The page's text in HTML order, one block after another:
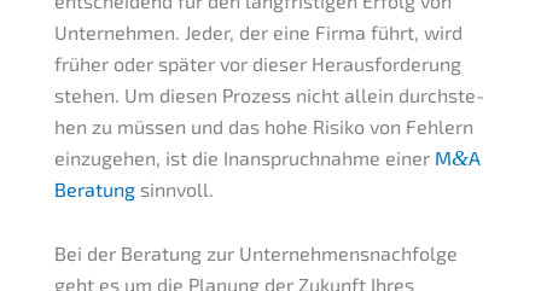
Unter­neh­men. Jeder, der eine Firma führt, wird
früher oder später vor dieser Heraus­for­de­rung
stehen. Um diesen Prozess nicht allein durch­ste­
hen zu müssen und das hohe Risiko von Fehlern
einzu­ge­hen, ist die Inanspruch­nah­me einer M&A
Beratung sinnvoll.
Bei der Beratung zur Unternehmens­nachfolge
geht es um die Planung der Zukunft Ihres